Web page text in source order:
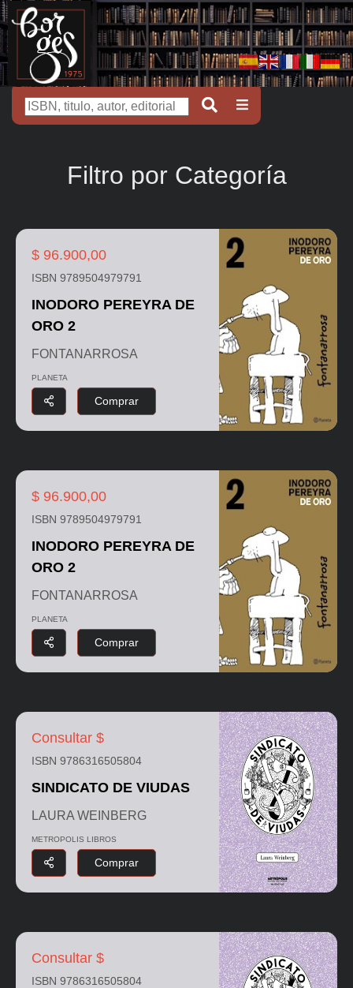
Filtro por Categoría
$ 96.900,00
ISBN 9789504979791
INODORO PEREYRA DE
ORO 2
FONTANARROSA
PLANETA
Comprar
$ 96.900,00
ISBN 9789504979791
INODORO PEREYRA DE
ORO 2
FONTANARROSA
PLANETA
Comprar
Consultar $
ISBN 9786316505804
SINDICATO DE VIUDAS
LAURA WEINBERG
METROPOLIS LIBROS
Comprar
Consultar $
ISBN 9786316505804